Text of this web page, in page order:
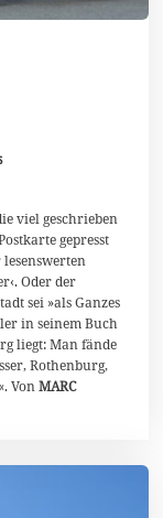
viel geschrieben
gepresst
Oder der
sei »als Ganzes
in seinem Buch
liegt: Man fände
Rothenburg,
VonMARC